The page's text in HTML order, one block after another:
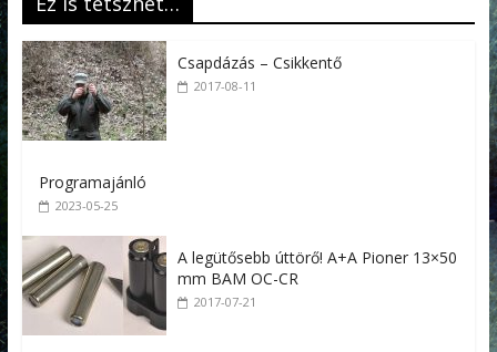
Csapdázás – Csikkentő
2017-08-11
Programajánló
2023-05-25
A legütősebb úttörő! A+A Pioner 13×50
mm BAM OC-CR
2017-07-21